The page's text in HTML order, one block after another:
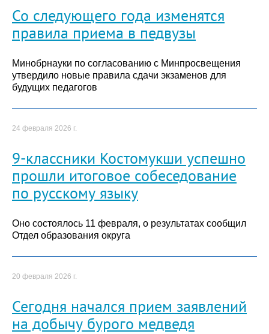
Со следующего года изменятся
правила приема в педвузы
Минобрнауки по согласованию с Минпросвещения
утвердило новые правила сдачи экзаменов для
будущих педагогов
24 февраля 2026 г.
9-классники Костомукши успешно
прошли итоговое собеседование
по русскому языку
Оно состоялось 11 февраля, о результатах сообщил
Отдел образования округа
20 февраля 2026 г.
Сегодня начался прием заявлений
на добычу бурого медведя